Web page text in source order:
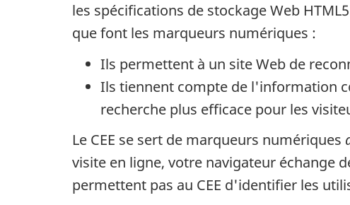
les spécifications de stockage Web
que font les marqueurs numériques :
Ils permettent à un site Web de
Ils tiennent compte de l'information
recherche plus efficace pour les
Le CEE se sert de marqueurs numériques
visite en ligne, votre navigateur échange
permettent pas au CEE d'identifier les